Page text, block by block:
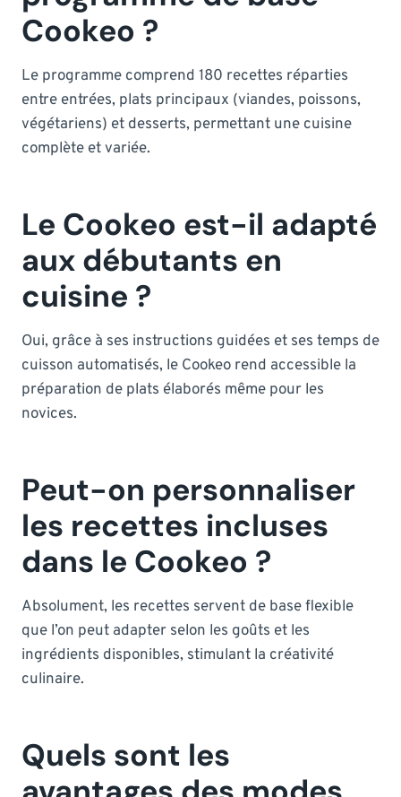
Cookeo ?
Le programme comprend 180 recettes réparties
entre entrées, plats principaux (viandes, poissons,
végétariens) et desserts, permettant une cuisine
complète et variée.
Le Cookeo est-il adapté
aux débutants en
cuisine ?
Oui, grâce à ses instructions guidées et ses temps de
cuisson automatisés, le Cookeo rend accessible la
préparation de plats élaborés même pour les
novices.
Peut-on personnaliser
les recettes incluses
dans le Cookeo ?
Absolument, les recettes servent de base flexible
que l’on peut adapter selon les goûts et les
ingrédients disponibles, stimulant la créativité
culinaire.
Quels sont les